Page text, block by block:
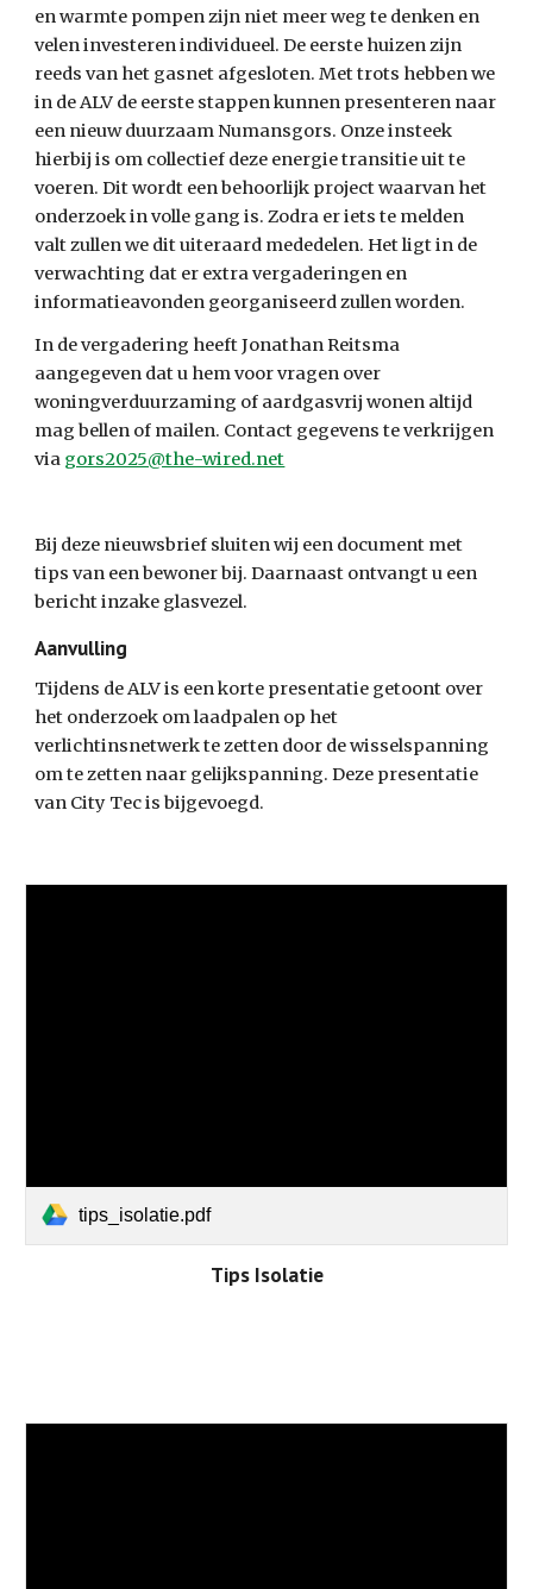
en warmte pompen zijn niet meer weg te denken en
velen investeren individueel. De eerste huizen zijn
reeds van het gasnet afgesloten. Met trots hebben we
in de ALV de eerste stappen kunnen presenteren naar
een nieuw duurzaam Numansgors. Onze insteek
hierbij is om collectief deze energie transitie uit te
voeren. Dit wordt een behoorlijk project waarvan het
onderzoek in volle gang is. Zodra er iets te melden
valt zullen we dit uiteraard mededelen. Het ligt in de
verwachting dat er extra vergaderingen en
informatieavonden georganiseerd zullen worden.
In de vergadering heeft Jonathan Reitsma
aangegeven dat u hem voor vragen over
woningverduurzaming of aardgasvrij wonen altijd
mag bellen of mailen. Contact gegevens te verkrijgen
via gors2025@the-wired.net
Bij deze nieuwsbrief sluiten wij een document met
tips van een bewoner bij. Daarnaast ontvangt u een
bericht inzake glasvezel.
Aanvulling
Tijdens de ALV is een korte presentatie getoont over
het onderzoek om laadpalen op het
verlichtinsnetwerk te zetten door de wisselspanning
om te zetten naar gelijkspanning. Deze presentatie
van City Tec is bijgevoegd.
tips_isolatie.pdf
Tips Isolatie